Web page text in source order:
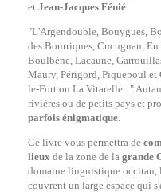
et Jean-Jacques Fénié
"L'Argendouble, Bouygues,
des Bourriques, Cucugnan,
Boulbène, Lacaune,
Maury, Périgord, Piquepoul et
le-Fort ou La Vitarelle..."
rivières ou de petits pays et
parfois énigmatique.
Ce livre vous permettra de
lieux de la zone de la grande
domaine linguistique occitan,
couvrent un large espace qui